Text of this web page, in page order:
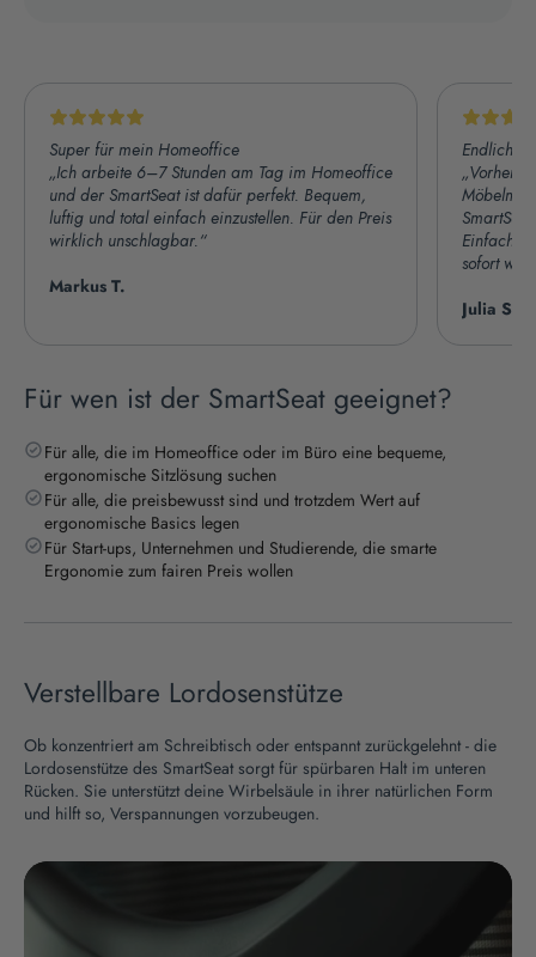
Super für mein Homeoffice
„Ich arbeite 6–7 Stunden am Tag im Homeoffice
und der SmartSeat ist dafür perfekt. Bequem,
luftig und total einfach einzustellen. Für den Preis
wirklich unschlagbar.“
Markus T.
Endlich
„Vorher
Einfach,
sofort
Julia S.
Für wen ist der SmartSeat geeignet?
Für alle, die im Homeoffice oder im Büro eine bequeme,
ergonomische Sitzlösung suchen
Für alle, die preisbewusst sind und trotzdem Wert auf
ergonomische Basics legen
Für Start-ups, Unternehmen und Studierende, die smarte
Ergonomie zum fairen Preis wollen
Verstellbare Lordosenstütze
Ob konzentriert am Schreibtisch oder entspannt zurückgelehnt - die
Lordosenstütze des SmartSeat sorgt für spürbaren Halt im unteren
Rücken. Sie unterstützt deine Wirbelsäule in ihrer natürlichen Form
und hilft so, Verspannungen vorzubeugen.